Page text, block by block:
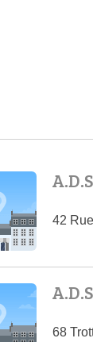
42
68